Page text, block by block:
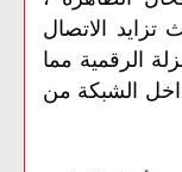
الاتصال
الرقمیة مما
الشبكة من